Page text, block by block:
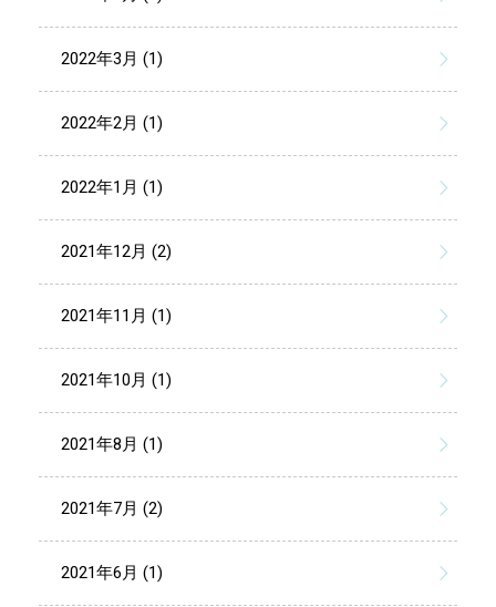
2022年3月 (1)
2022年2月 (1)
2022年1月 (1)
2021年12月 (2)
2021年11月 (1)
2021年10月 (1)
2021年8月 (1)
2021年7月 (2)
2021年6月 (1)